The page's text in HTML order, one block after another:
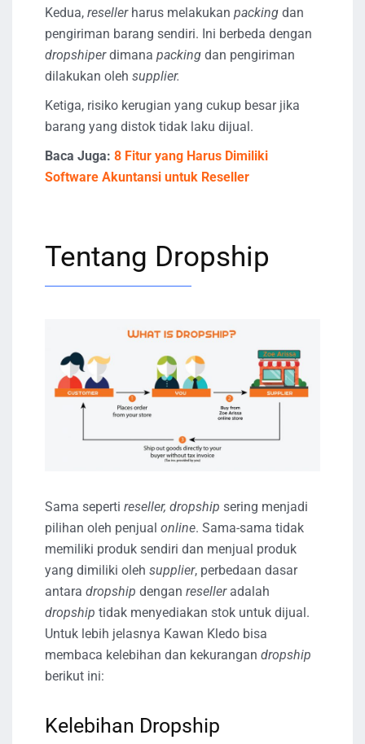
Kedua, reseller harus melakukan packing dan
pengiriman barang sendiri. Ini berbeda dengan
dropshiperdimana packing dan pengiriman
dilakukan oleh supplier.
Ketiga, risiko kerugian yang cukup besar jika
barang yang distok tidak laku dijual.
Baca Juga: 8 Fitur yang Harus Dimiliki
Software Akuntansi untuk Reseller
Tentang Dropship
Sama seperti reseller, dropship sering menjadi
pilihan oleh penjual online. Sama-sama tidak
memiliki produk sendiri dan menjual produk
yang dimiliki oleh supplier, perbedaan dasar
antara dropship dengan reseller adalah
dropship tidak menyediakan stok untuk dijual.
Untuk lebih jelasnya Kawan Kledo bisa
membaca kelebihan dan kekurangan dropship
berikut ini:
Kelebihan Dropship